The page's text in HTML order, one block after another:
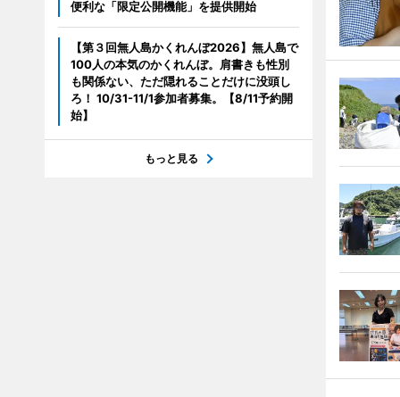
便利な「限定公開機能」を提供開始
【第３回無人島かくれんぼ2026】無人島で
100人の本気のかくれんぼ。肩書きも性別
も関係ない、ただ隠れることだけに没頭し
ろ！ 10/31-11/1参加者募集。【8/11予約開
始】
もっと見る